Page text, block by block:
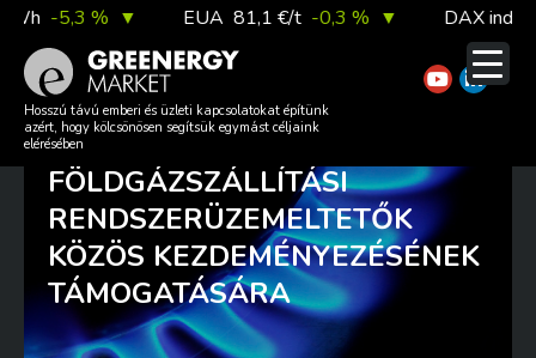
Skip
content
-5,3 % ▼ EUA 81,1 €/t -0,3 % ▼ DAX index
Hosszú távú emberi és üzleti kapcsolatokat építünk
azért, hogy kölcsönösen segítsük egymást céljaink
elérésében
KÖZÖS EGYETÉRTÉSI
NYILATKOZAT A REGIONÁLIS
FÖLDGÁZSZÁLLÍTÁSI
RENDSZERÜZEMELTETŐK
KÖZÖS KEZDEMÉNYEZÉSÉNEK
TÁMOGATÁSÁRA